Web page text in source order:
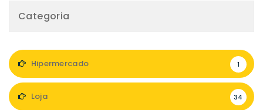
Categoria
Hipermercado 1
Loja 34